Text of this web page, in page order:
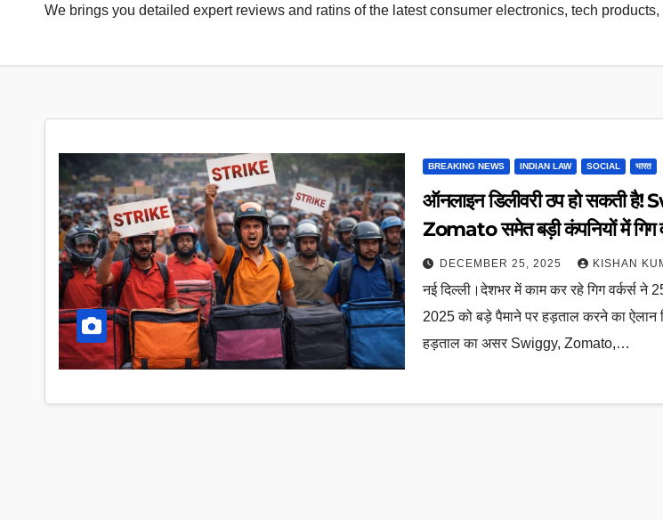
We brings you detailed expert reviews and ratins of the latest consumer electronics, tech
BREAKING NEWS INDIAN LAW SOCIAL भारत
ऑनलाइन डिलीवरी ठप हो सकती
Zomato समेत बड़ी कंपनियों में गिग
हड़ताल का ऐलान
DECEMBER 25, 2025 KISHAN
नई दिल्ली।देशभर में काम कर रहे गिग वर्कर्स ने
2025 को बड़े पैमाने पर हड़ताल करने का ऐलान
हड़ताल का असर Swiggy, Zomato,…